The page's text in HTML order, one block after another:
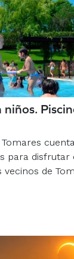
niños.
para disfrutar
de